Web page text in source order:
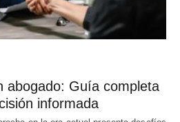
abogado: Guía completa
informada